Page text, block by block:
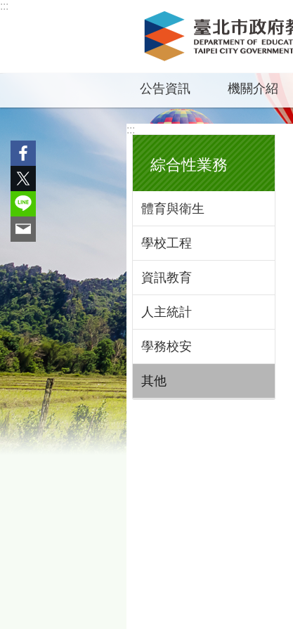
跳到主要內容區塊
:::
公告資訊 機關介紹
:::
綜合性業務
體育與衛生
學校工程
資訊教育
人主統計
學務校安
其他